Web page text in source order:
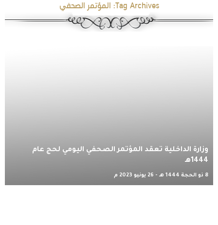
Tag Archives: المؤتمر الصحفي
وزارة الداخلية تعقد المؤتمر الصحفي اليومي لحج عام
1444هـ
8 ذو الحجة 1444 هـ - 26 يونيو 2023 م